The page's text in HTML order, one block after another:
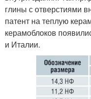
глины с отверстиями
патент на теплую
керамоблоков
и Италии.